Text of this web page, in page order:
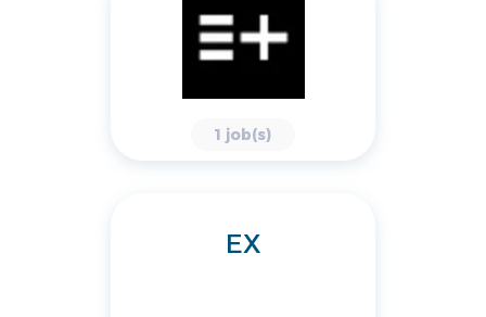
1 job(s)
EX